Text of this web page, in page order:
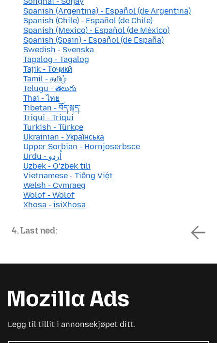
Spanish (Argentina) - Español (de Argentina)
Spanish (Chile) - Español (de Chile)
Spanish (Mexico) - Español (de México)
Spanish (Spain) - Español (de España)
Swedish - Svenska
Tagalog - Tagalog
Tajik - Тоҷикӣ
Tamil - தமிழ்
Telugu - తెలుగు
Thai - ไทย
Tibetan - བོད་སྐད་
Triqui - Triqui
Turkish - Türkçe
Ukrainian - Українська
Upper Sorbian - Hornjoserbsce
Urdu - اُردو
Uzbek - Oʻzbek tili
Vietnamese - Tiếng Việt
Welsh - Cymraeg
Wolof - Wolof
Xhosa - isiXhosa
4. Last ned:
Legg til tillit i annonsekjøpet ditt.